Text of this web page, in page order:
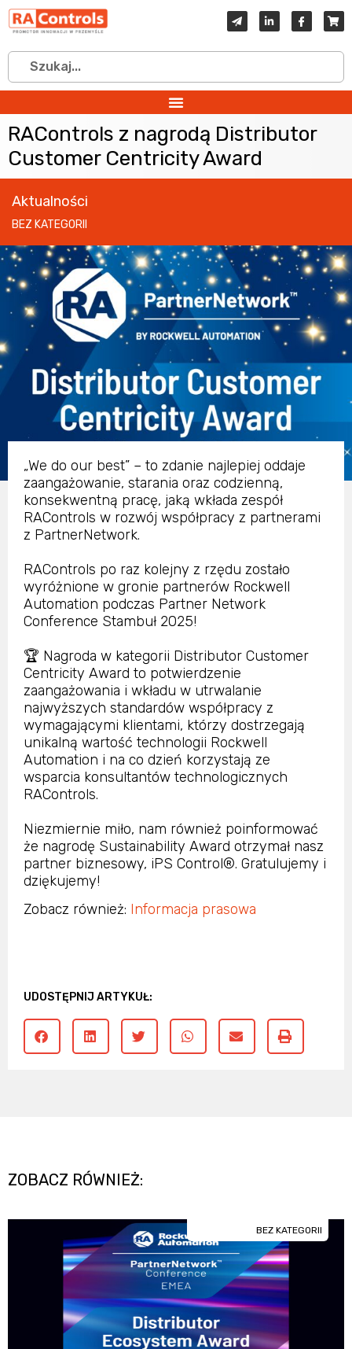
Aktualności
BEZ KATEGORII
RAControls z nagrodą Distributor
Customer Centricity Award
„We do our best” – to zdanie najlepiej oddaje
zaangażowanie, starania oraz codzienną,
konsekwentną pracę, jaką wkłada zespół
RAControls w rozwój współpracy z partnerami
z PartnerNetwork.
RAControls po raz kolejny z rzędu zostało
wyróżnione w gronie partnerów Rockwell
Automation podczas Partner Network
Conference Stambuł 2025!
🏆 Nagroda w kategorii Distributor Customer
Centricity Award to potwierdzenie
zaangażowania i wkładu w utrwalanie
najwyższych standardów współpracy z
wymagającymi klientami, którzy dostrzegają
unikalną wartość technologii Rockwell
Automation i na co dzień korzystają ze
wsparcia konsultantów technologicznych
RAControls.
Niezmiernie miło, nam również poinformować
że nagrodę Sustainability Award otrzymał nasz
partner biznesowy, iPS Control®. Gratulujemy i
dziękujemy!
Zobacz również: Informacja prasowa
UDOSTĘPNIJ ARTYKUŁ:
ZOBACZ RÓWNIEŻ:
BEZ KATEGORII